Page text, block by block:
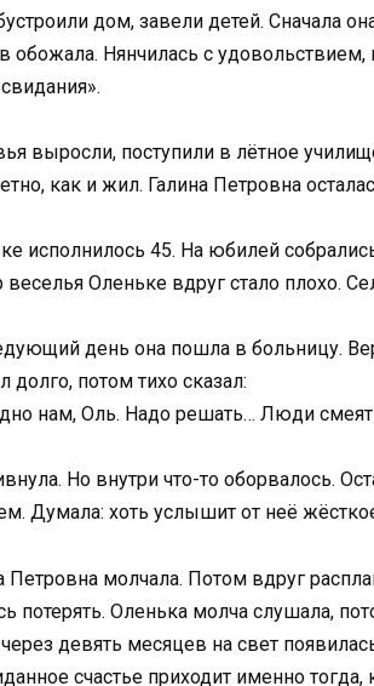
дом, завели детей. Сначала
обожала. Нянчилась с
выросли, поступили в лётное
как и жил. Галина Петровна
исполнилось 45. На юбилей
веселья Оленьке вдруг стало плохо.
день она пошла в больницу.
долго, потом тихо сказал:
нам, Оль. Надо решать… Люди
Но внутри что-то оборвалось.
Думала: хоть услышит от неё
Петровна молчала. Потом вдруг
потерять. Оленька молча слушала,
девять месяцев на свет
счастье приходит именно